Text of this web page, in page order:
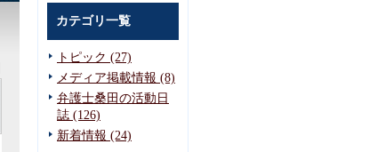
カテゴリ一覧
トピック (27)
メディア掲載情報 (8)
弁護士桑田の活動日
誌 (126)
新着情報 (24)